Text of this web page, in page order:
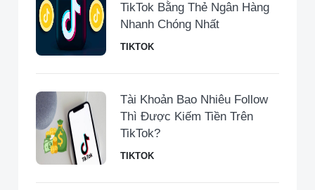
TikTok Bằng Thẻ Ngân Hàng
Nhanh Chóng Nhất
TIKTOK
Tài Khoản Bao Nhiêu Follow
Thì Được Kiếm Tiền Trên
TikTok?
TIKTOK